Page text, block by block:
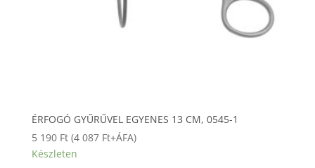
ÉRFOGÓ GYŰRŰVEL EGYENES 13 CM, 0545-1
5 190 Ft (4 087 Ft+ÁFA)
Készleten